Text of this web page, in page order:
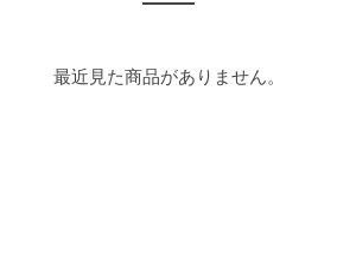
最近見た商品がありません。